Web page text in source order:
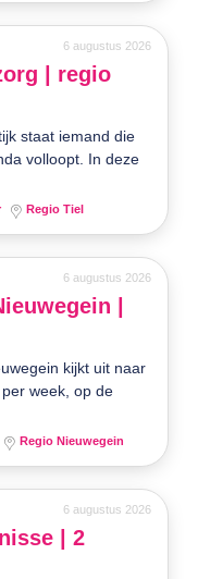
6 augustus 2026
| regio
staat iemand die
volloopt. In deze
Regio Tiel
6 augustus 2026
|
kijkt uit naar
week, op de
Regio Nieuwegein
6 augustus 2026
| 2